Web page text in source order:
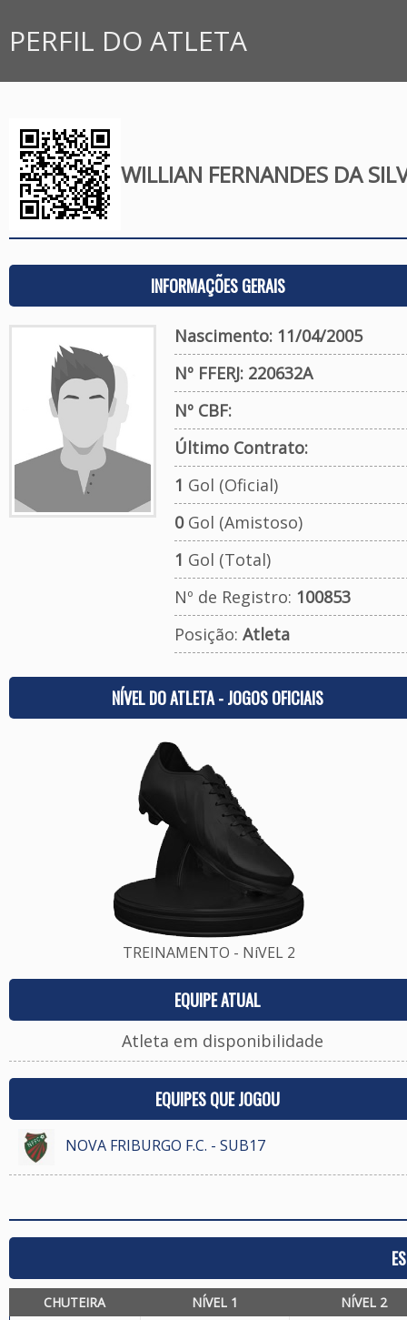
PERFIL DO ATLETA
WILLIAN FERNANDES DA
INFORMAÇÕES GERAIS
Nascimento: 11/04/2005
Nº FFERJ: 220632A
Nº CBF:
Último Contrato:
1 Gol (Oficial)
0Gol (Amistoso)
1 Gol (Total)
Nº de Registro: 100853
Posição: Atleta
NÍVEL DO ATLETA - JOGOS OFICIAIS
TREINAMENTO - NíVEL 2
EQUIPE ATUAL
Atleta em disponibilidade
EQUIPES QUE JOGOU
NOVA FRIBURGO F.C. - SUB17
CHUTEIRA NÍVEL 1 NÍVEL 2